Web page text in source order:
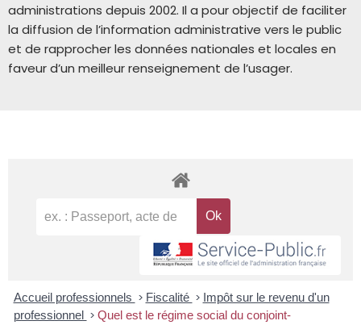
administrations depuis 2002. Il a pour objectif de faciliter
la diffusion de l’information administrative vers le public
et de rapprocher les données nationales et locales en
faveur d’un meilleur renseignement de l’usager.
Accueil professionnels > Fiscalité > Impôt sur le revenu d'un
professionnel > Quel est le régime social du conjoint-